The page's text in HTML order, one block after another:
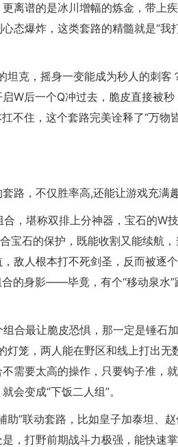
离谱的是冰川增幅的炼金，带上
态爆炸，这类套路的精髓就是“我
克，摇身一变能成为秒人的刺客
W后一个Q冲过去，脆皮直接被
不住，这个套路完美诠释了“万物
路，不仅胜率高,还能让游戏充满趣
合，堪称双排上分神器，宝石的W
宝石的保护，既能收割又能续航
敌人根本打不死剑圣，反而被逐
的身影——毕竟，有个“移动泉水”
合最让脆皮恐惧，那一定是锤石
笼，两人能在野区和线上打出无
需要太高的操作，只要钩子准，
会变成“下饭二人组”。
助”联动套路，比如皇子加泰坦、
，打野前期战斗力极强，能快速